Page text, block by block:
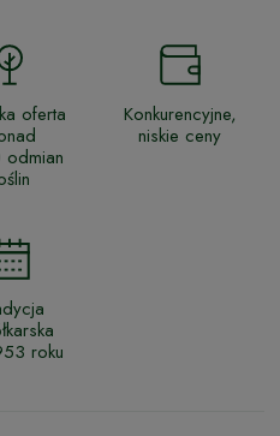
oferta
Konkurencyjne,
niskie ceny
roku